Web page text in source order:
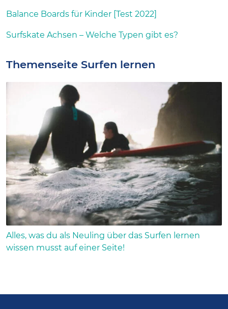
Balance Boards für Kinder [Test 2022]
Surfskate Achsen – Welche Typen gibt es?
Themenseite Surfen lernen
Alles, was du als Neuling über das Surfen lernen
wissen musst auf einer Seite!